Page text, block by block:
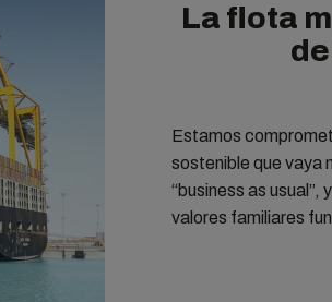
La flota
Estamos
sostenible que vaya
“business as
valores familiares